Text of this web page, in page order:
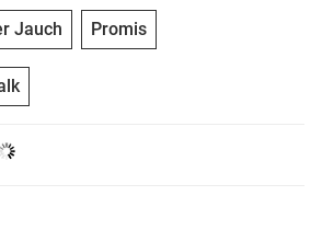
Jauch Promis